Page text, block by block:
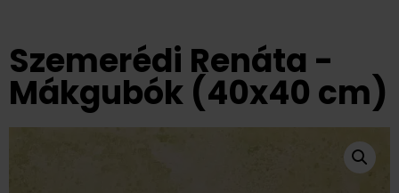
Szemerédi Renáta -
Mákgubók (40x40 cm)